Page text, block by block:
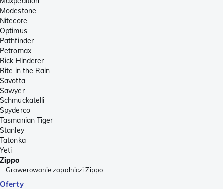
Modestone
Nitecore
Optimus
Pathfinder
Petromax
Rick Hinderer
Rite in the Rain
Savotta
Sawyer
Schmuckatelli
Spyderco
Tasmanian Tiger
Stanley
Tatonka
Yeti
Zippo
Grawerowanie zapalniczi Zippo
Oferty